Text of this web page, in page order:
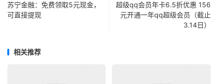
苏宁金融：免费领取5元现金，
可直接提现
超级qq会员年卡6.5折优惠 156
元开通一年qq超级会员（截止
3.14日）
相关推荐